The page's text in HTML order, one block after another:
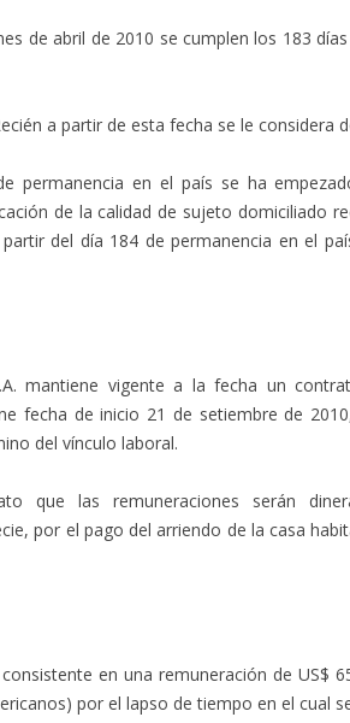
de abril de 2010 se cumplen los 183
a partir de esta fecha se le considera
permanencia en el país se ha
de la calidad de sujeto domiciliado
del día 184 de permanencia en el
mantiene vigente a la fecha un
fecha de inicio 21 de setiembre de
del vínculo laboral.
que las remuneraciones serán
por el pago del arriendo de la casa
en una remuneración de US$
por el lapso de tiempo en el cual